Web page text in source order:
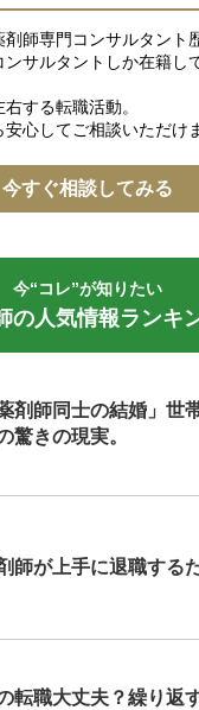
師専門コンサルタント
サルタントしか在籍し
する転職活動。
心してご相談いただけ
今すぐ相談してみる
今“コレ”が知りたい
の人気情報ランキ
薬剤師同士の結婚」世
驚きの現実。
師が上手に退職する
転職大丈夫？繰り返